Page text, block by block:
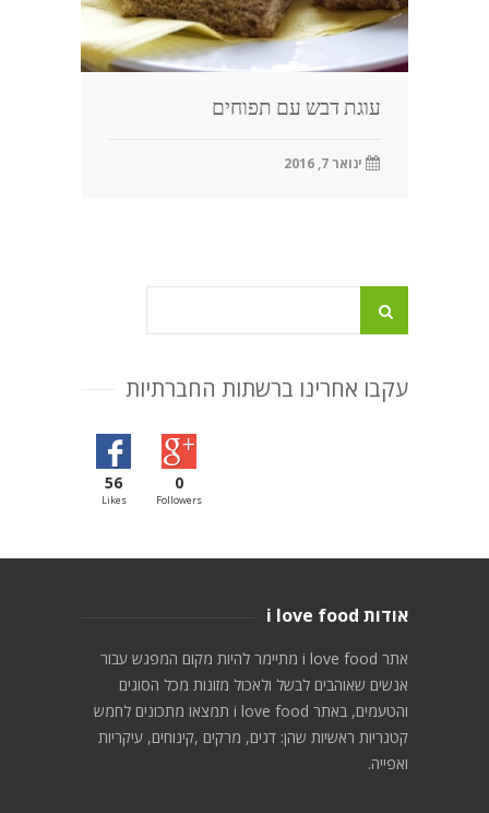
עוגת דבש עם תפוחים
ינואר 7, 2016
עקבו אחרינו ברשתות החברתיות
56
Likes
0
Followers
אודות i love food
אתר i love food מתיימר להיות מקום המפגש עבור
אנשים שאוהבים לבשל ולאכול מזונות מכל הסוגים
והטעמים, באתר i love food תמצאו מתכונים לחמש
קטגריות ראשיות שהן: דגים, מרקים ,קינוחים, עיקריות
ואפייה.